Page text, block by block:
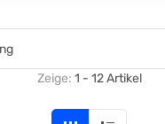
Zeige: 1 - 12 Artikel